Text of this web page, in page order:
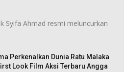
Syifa Ahmad resmi meluncurkan
Perkenalkan Dunia Ratu Malaka
Look Film Aksi Terbaru Angga